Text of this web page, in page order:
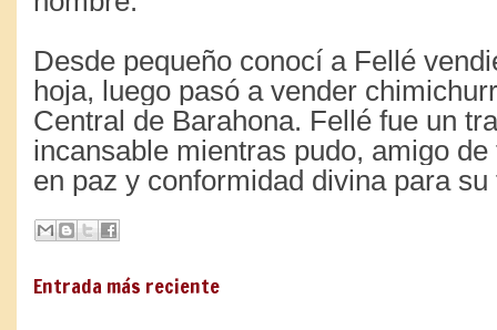
Desde pequeño conocí a Fellé
hoja, luego pasó a vender
Central de Barahona. Fellé fue un
incansable mientras pudo, amigo
en paz y conformidad divina para su
Entrada más reciente